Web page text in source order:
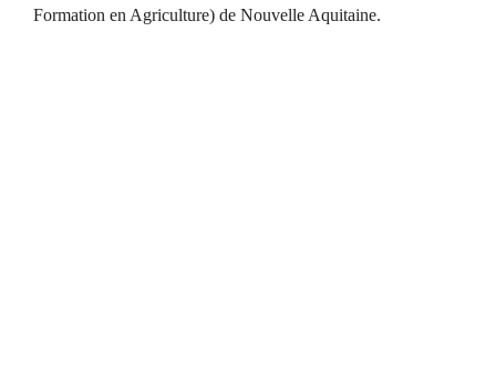
Formation en Agriculture) de Nouvelle Aquitaine.